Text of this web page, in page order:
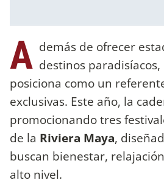
A demás de ofrecer
destinos paradisíacos,
posiciona como un
exclusivas. Este año, la
promocionando tres
de la Riviera Maya,
buscan bienestar,
alto nivel.